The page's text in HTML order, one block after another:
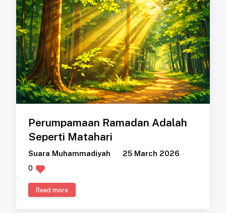
Perumpamaan Ramadan Adalah
Seperti Matahari
Suara Muhammadiyah
25 March 2026
0
Read more